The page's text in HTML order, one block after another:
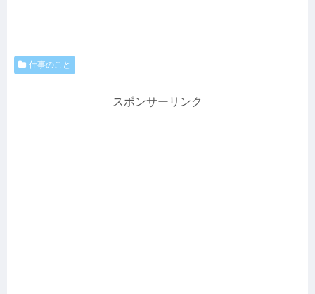
仕事のこと
スポンサーリンク